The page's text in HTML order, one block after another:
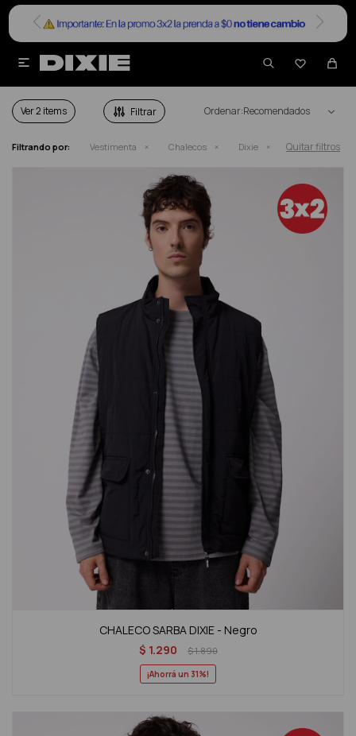


CHALECOS DIXIE HOMBRE
Ver Recomendados
Filtrando por: Vestimenta Chalecos Dixie Quitar filtros
CHALECO SARBA DIXIE - Negro
$ 1.290 $1.890
31